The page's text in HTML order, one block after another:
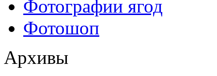
Фотографии ягод
Фотошоп
Архивы